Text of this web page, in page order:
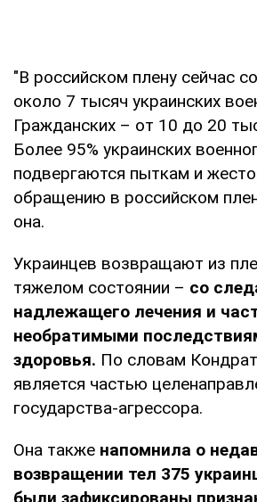
"В российском плену сейчас
около 7 тысяч украинских
Гражданских – от 10 до 20
Более 95% украинских
подвергаются пыткам и
обращению в российском
она.
Украинцев возвращают из
тяжелом состоянии – со
надлежащего лечения и
необратимыми
здоровья. По словам
является частью
государства-агрессора.
Она также напомнила о
возвращении тел 375
были зафиксированы